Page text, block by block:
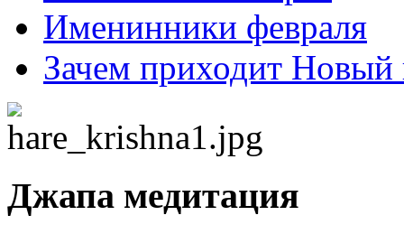
Именинники февраля
Зачем приходит Новый
Джапа медитация